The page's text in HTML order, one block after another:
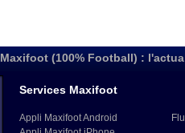
Maxifoot (100% Football) :
Services Maxifoot
Appli Maxifoot Android